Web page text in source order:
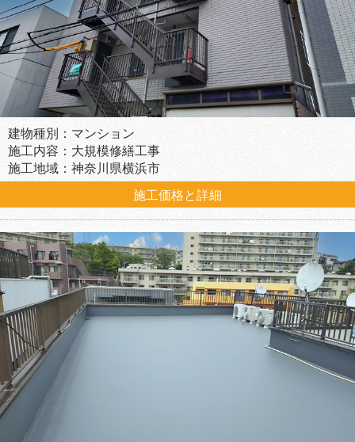
建物種別：マンション
施工内容：大規模修繕工事
施工地域：神奈川県横浜市
施工価格と詳細